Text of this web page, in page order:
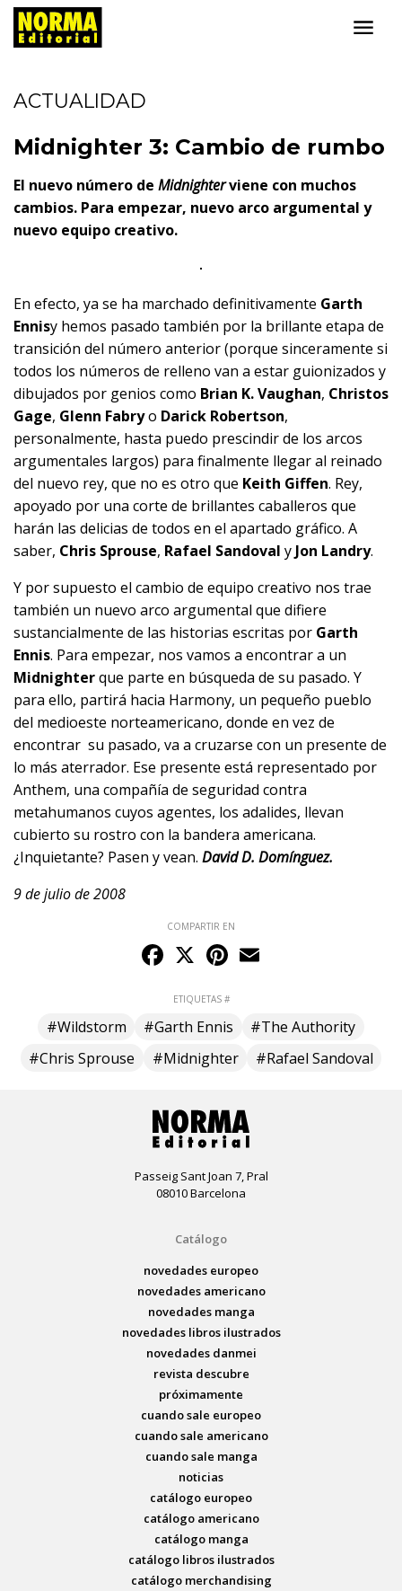
ACTUALIDAD
Midnighter 3: Cambio de rumbo
El nuevo número de Midnighterviene con muchos
cambios. Para empezar, nuevo arco argumental y
nuevo equipo creativo.
En efecto, ya se ha marchado definitivamente Garth
Ennisy hemos pasado también por la brillante etapa de
transición del número anterior (porque sinceramente si
todos los números de relleno van a estar guionizados y
dibujados por genios como Brian K. Vaughan, Christos
Gage, Glenn Fabryo Darick Robertson,
personalmente, hasta puedo prescindir de los arcos
argumentales largos) para finalmente llegar al reinado
del nuevo rey, que no es otro que Keith Giffen. Rey,
apoyado por una corte de brillantes caballeros que
harán las delicias de todos en el apartado gráfico. A
saber, Chris Sprouse, Rafael Sandoval y Jon Landry.
Y por supuesto el cambio de equipo creativo nos trae
también un nuevo arco argumental que difiere
sustancialmente de las historias escritas por Garth
Ennis. Para empezar, nos vamos a encontrar a un
Midnighterque parte en búsqueda de su pasado. Y
para ello, partirá hacia Harmony, un pequeño pueblo
del medioeste norteamericano, donde en vez de
encontrar su pasado, va a cruzarse con un presente de
lo más aterrador. Ese presente está representado por
Anthem, una compañía de seguridad contra
metahumanos cuyos agentes, los adalides, llevan
cubierto su rostro con la bandera americana.
¿Inquietante? Pasen y vean. David D. Domínguez.
9 de julio de 2008
COMPARTIR EN
Facebook
X Pinterest
ETIQUETAS #
#Wildstorm #Garth Ennis
#The Authority
#Chris Sprouse
#Midnighter #Rafael Sandoval
Passeig Sant Joan 7, Pral
08010 Barcelona
Catálogo
novedades europeo
novedades americano
novedades manga
novedades libros ilustrados
novedades danmei
revista descubre
próximamente
cuando sale europeo
cuando sale americano
cuando sale manga
noticias
catálogo europeo
catálogo americano
catálogo manga
catálogo libros ilustrados
catálogo merchandising